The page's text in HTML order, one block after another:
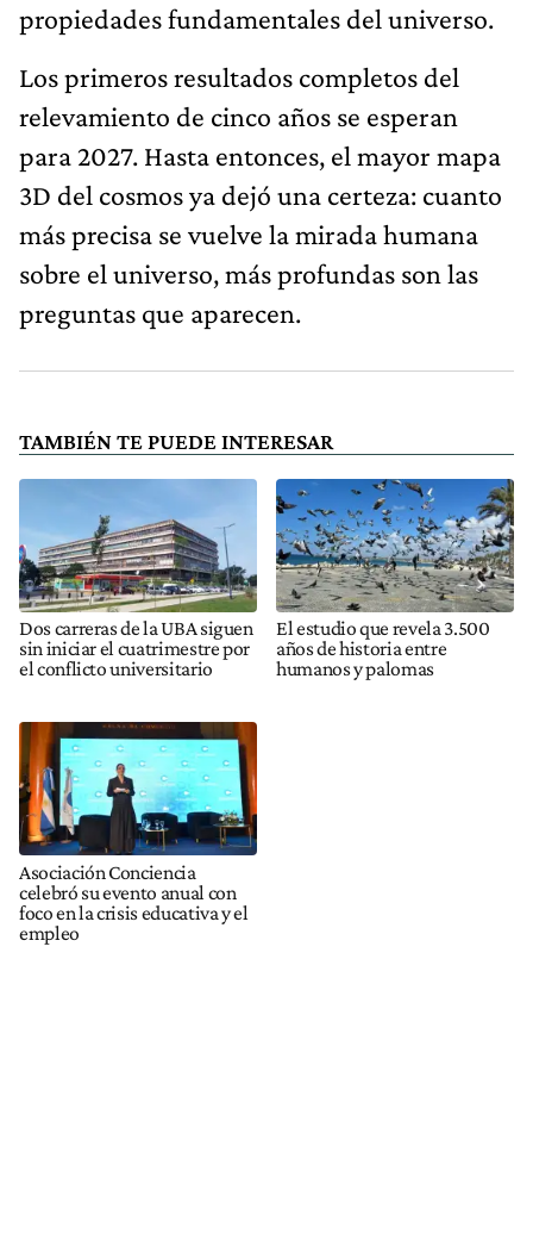
propiedades fundamentales del universo.
Los primeros resultados completos del
relevamiento de cinco años se esperan
para 2027. Hasta entonces, el mayor mapa
3D del cosmos ya dejó una certeza: cuanto
más precisa se vuelve la mirada humana
sobre el universo, más profundas son las
preguntas que aparecen.
TAMBIÉN TE PUEDE INTERESAR
Dos carreras de la UBA siguen
sin iniciar el cuatrimestre por
el conflicto universitario
El estudio que revela 3.500
años de historia entre
humanos y palomas
Asociación Conciencia
celebró su evento anual con
foco en la crisis educativa y el
empleo